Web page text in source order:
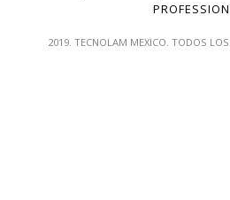
2019. TECNOLAM MEXICO. TODOS LOS